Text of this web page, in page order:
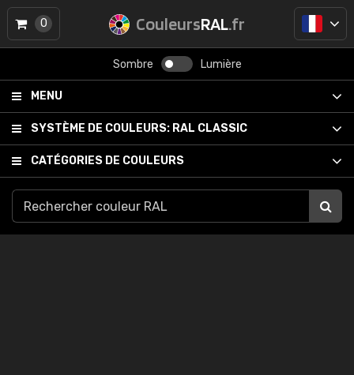
CouleursRAL.fr
Sombre Lumière
MENU
SYSTÈME DE COULEURS: RAL CLASSIC
CATÉGORIES DE COULEURS
0